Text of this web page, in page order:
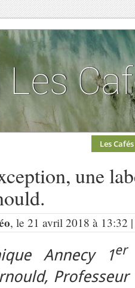
Les Cafés
une
, le 21 avril 2018 à 13:32
Annecy 1er
Professeur